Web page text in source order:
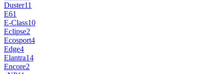
Duster11
E61
E-Class10
Eclipse2
Ecosport4
Edge4
Elantra14
Encore2